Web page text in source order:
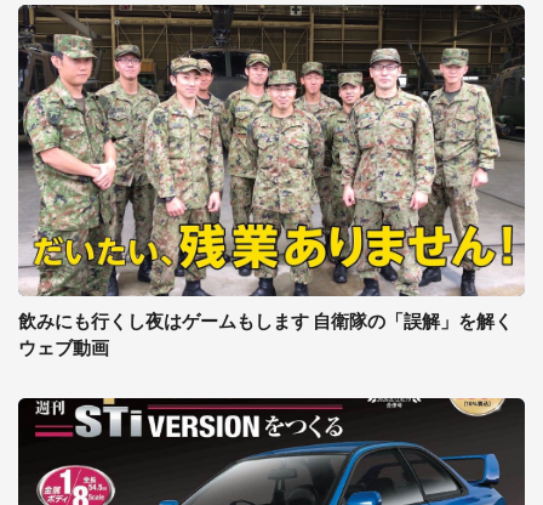
飲みにも行くし夜はゲームもします 自衛隊の「誤解」を解く
ウェブ動画